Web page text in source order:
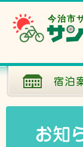
今治市